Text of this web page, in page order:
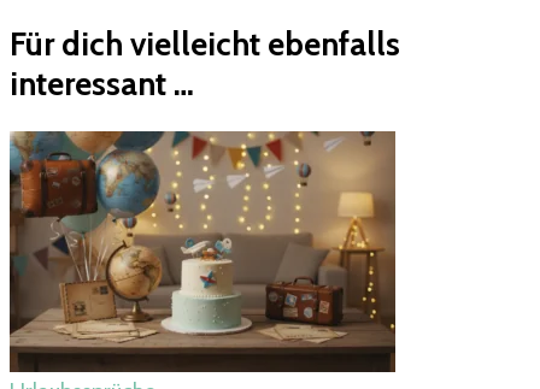
Für dich vielleicht ebenfalls
interessant …